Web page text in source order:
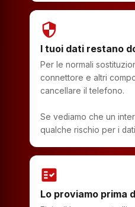
security
I tuoi dati restano
Per le normali
connettore e altri
cancellare il telefono.
Se vediamo che un
qualche rischio per i
fact_check
Lo proviamo prima